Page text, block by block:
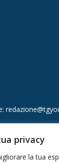
privacy
la tua